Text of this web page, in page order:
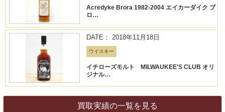
Acredyke Brora 1982-2004 エイカーダイク ブ
ロ…
DATE： 2018年11月18日
ウイスキー
イチローズモルト MILWAUKEE'S CLUB オリ
ジナル…
買取実績の一覧を見る